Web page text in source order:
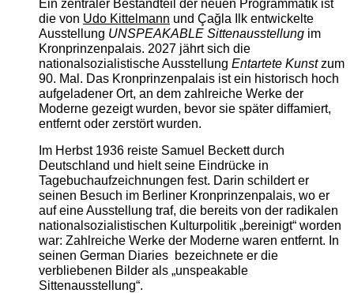
Ein zentraler Bestandteil der neuen Programmatik ist
die von Udo Kittelmann und Çağla Ilk entwickelte
Ausstellung UNSPEAKABLE Sittenausstellungim
Kronprinzenpalais. 2027 jährt sich die
nationalsozialistische Ausstellung Entartete Kunstzum
90. Mal. Das Kronprinzenpalais ist ein historisch hoch
aufgeladener Ort, an dem zahlreiche Werke der
Moderne gezeigt wurden, bevor sie später diffamiert,
entfernt oder zerstört wurden.
Im Herbst 1936 reiste Samuel Beckett durch
Deutschland und hielt seine Eindrücke in
Tagebuchaufzeichnungen fest. Darin schildert er
seinen Besuch im Berliner Kronprinzenpalais, wo er
auf eine Ausstellung traf, die bereits von der radikalen
nationalsozialistischen Kulturpolitik „bereinigt“ worden
war: Zahlreiche Werke der Moderne waren entfernt. In
seinen German Diaries bezeichnete er die
verbliebenen Bilder als „unspeakable
Sittenausstellung“.